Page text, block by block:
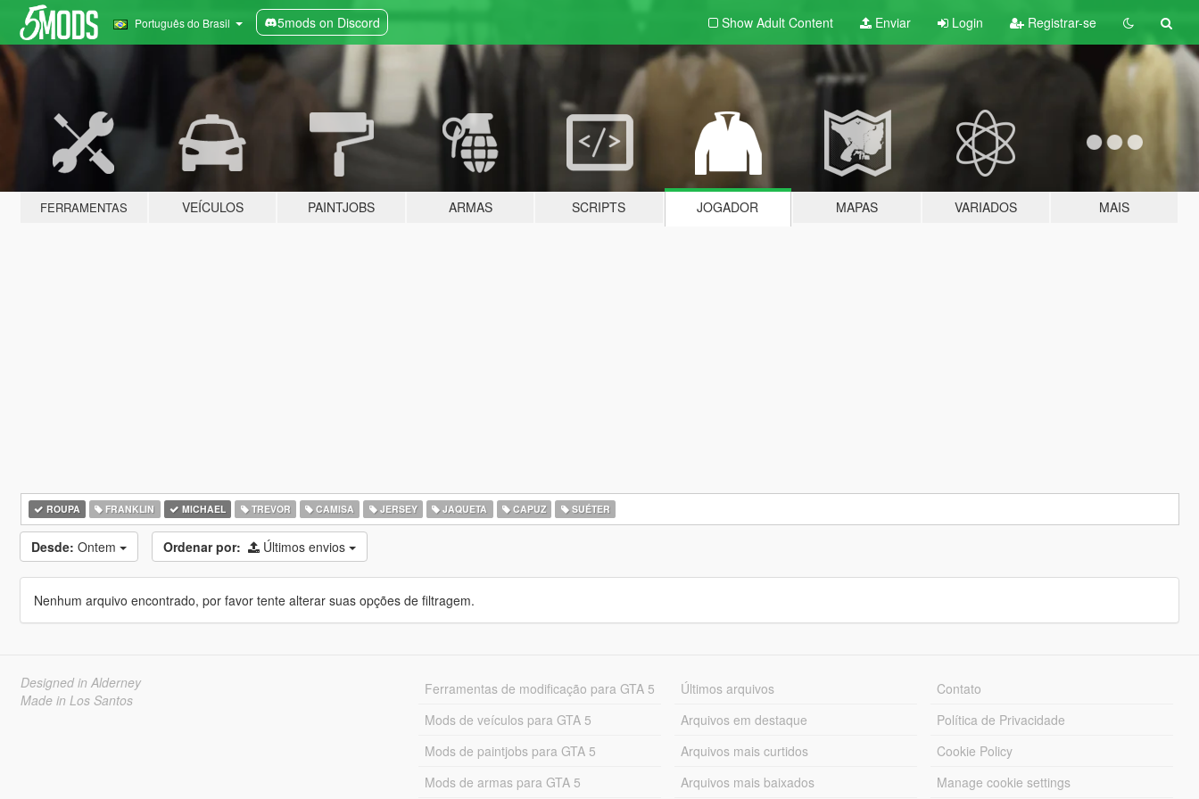
Português do Brasil 5mods on Discord Show Adult Content Enviar Login Registrar-se
FERRAMENTAS VEÍCULOS PAINTJOBS ARMAS SCRIPTS JOGADOR MAPAS VARIADOS MAIS
ROUPA FRANKLIN MICHAEL TREVOR CAMISA JERSEY JAQUETA CAPUZ SUÉTER
Desde: Ontem Ordenar por: Últimos envios
Nenhum arquivo encontrado, por favor tente alterar suas opções de filtragem.
Designed in Alderney
Made in Los Santos
Ferramentas de modificação para GTA 5
Mods de veículos para GTA 5
Mods de paintjobs para GTA 5
Mods de armas para GTA 5
Últimos arquivos
Arquivos em destaque
Arquivos mais curtidos
Arquivos mais baixados
Contato
Política de Privacidade
Cookie Policy
Manage cookie settings